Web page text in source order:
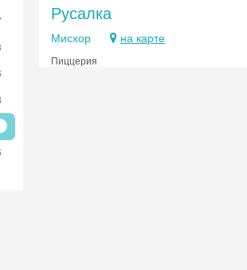
Русалка
Мисхор на карте
Пиццерия